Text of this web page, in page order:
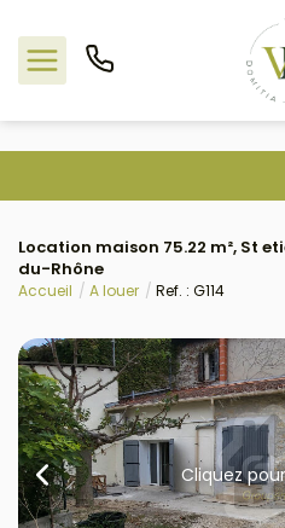
Nos offres
L'agence
Estimation
Avis clients
Location maison 75.22 m², St
du-Rhône
Accueil A louer Ref. : G114
Cliquez